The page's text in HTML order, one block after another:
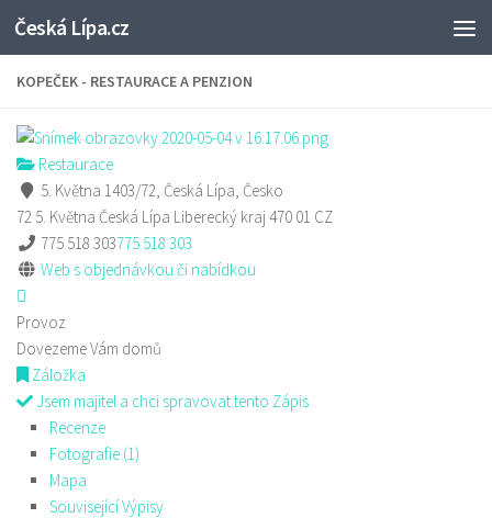
Skip to content
Česká Lípa.cz
KOPEČEK - RESTAURACE A PENZION
Restaurace
5. Května 1403/72, Česká Lípa, Česko
72 5. Května Česká Lípa Liberecký kraj470 01 CZ
775 518 303775 518 303
Web s objednávkou či nabídkou
Provoz
Dovezeme Vám domů
Záložka
Jsem majitel a chci spravovat tento Zápis
Recenze
Fotografie (1)
Mapa
Související Výpisy